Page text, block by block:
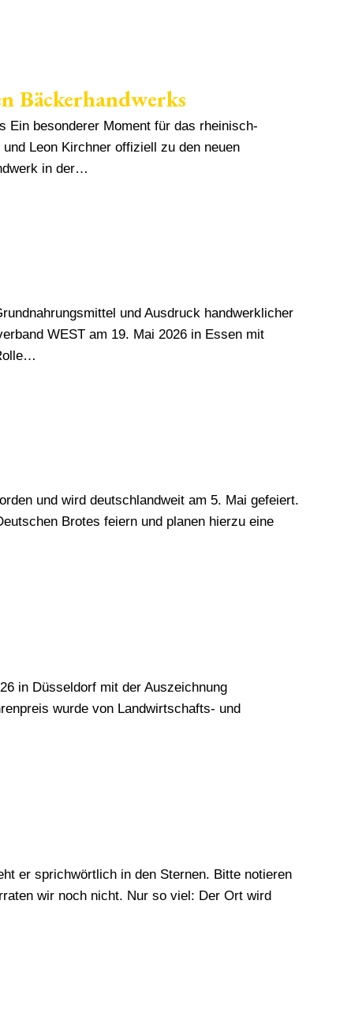
Bäckerhandwerks
Ein besonderer Moment für das rheinisch-
Leon Kirchner offiziell zu den neuen
in der…
und Ausdruck handwerklicher
WEST am 19. Mai 2026 in Essen mit
und wird deutschlandweit am 5. Mai gefeiert.
Brotes feiern und planen hierzu eine
in Düsseldorf mit der Auszeichnung
wurde von Landwirtschafts- und
er sprichwörtlich in den Sternen. Bitte notieren
wir noch nicht. Nur so viel: Der Ort wird